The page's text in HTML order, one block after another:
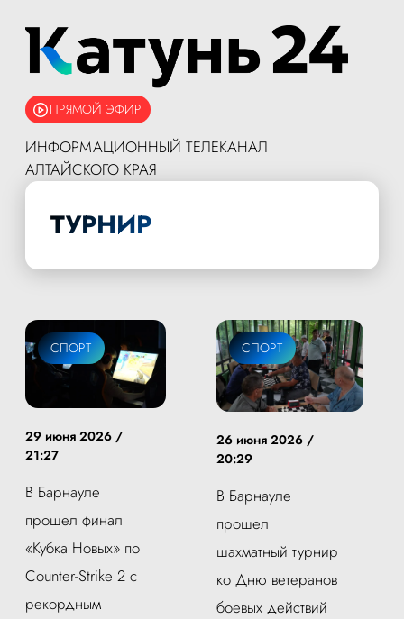
ПРЯМОЙ ЭФИР
ИНФОРМАЦИОННЫЙ ТЕЛЕКАНАЛ
АЛТАЙСКОГО КРАЯ
ТУРНИР
СПОРТ
29 июня 2026 /
21:27
В Барнауле
прошел финал
«Кубка Новых» по
Counter-Strike 2 с
рекордным
СПОРТ
26 июня 2026 /
20:29
В Барнауле
прошел
шахматный турнир
ко Дню ветеранов
боевых действий